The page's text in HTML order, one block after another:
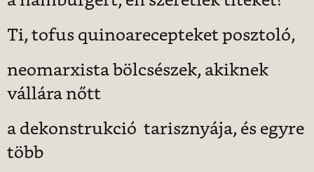
Ti, tofus quinoarecepteket posztoló,
neomarxista bölcsészek, akiknek
vállára nőtt
a dekonstrukció tarisznyája, és egyre
több